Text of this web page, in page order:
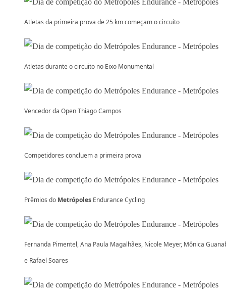
Atletas da primeira prova de 25 km começam o circuito
Atletas durante o circuito no Eixo Monumental
Vencedor da Open Thiago Campos
Competidores concluem a primeira prova
Prêmios do Metrópoles Endurance Cycling
Fernanda Pimentel, Ana Paula Magalhães, Nicole Meyer, Mônica
e Rafael Soares